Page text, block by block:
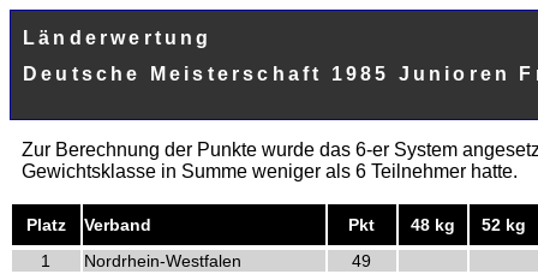
Länderwertung
Deutsche Meisterschaft 1985 Junioren
Zur Berechnung der Punkte wurde das 6-er System
Gewichtsklasse in Summe weniger als 6 Teilnehmer hatte.
Platz Verband Pkt 48 kg
52 kg
1
Nordrhein-Westfalen
49